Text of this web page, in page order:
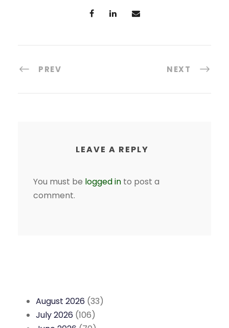
PREV NEXT
LEAVE A REPLY
You must be logged in to post a
comment.
August 2026 (33)
July 2026 (106)